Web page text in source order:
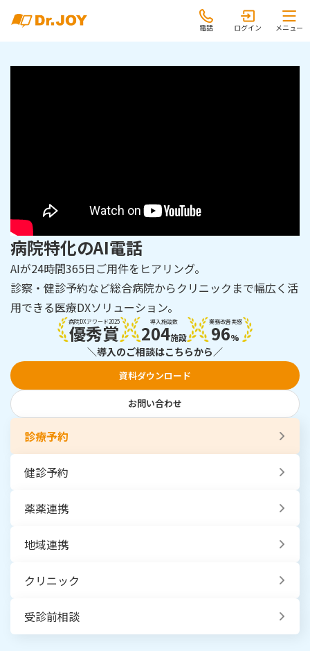
電話 ログイン メニュー
病院特化のAI電話
AIが24時間365日ご用件をヒアリング。
診察・健診予約など総合病院からクリニックまで幅広く活
用できる医療DXソリューション。
病院DXアワード2025
優秀賞 導入施設数
204施設
業務改善実感
96%
＼導入のご相談はこちらから／
資料ダウンロード
お問い合わせ
診療予約
健診予約
薬薬連携
地域連携
クリニック
受診前相談